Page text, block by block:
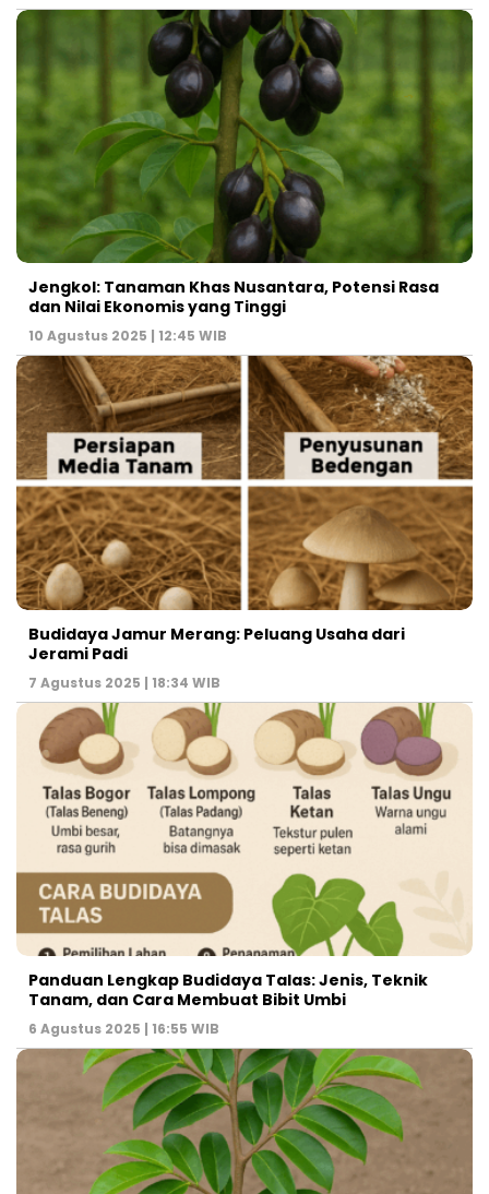
Jengkol: Tanaman Khas Nusantara, Potensi Rasa
dan Nilai Ekonomis yang Tinggi
10 Agustus 2025 | 12:45 WIB
Budidaya Jamur Merang: Peluang Usaha dari
Jerami Padi
7 Agustus 2025 | 18:34 WIB
Panduan Lengkap Budidaya Talas: Jenis, Teknik
Tanam, dan Cara Membuat Bibit Umbi
6 Agustus 2025 | 16:55 WIB